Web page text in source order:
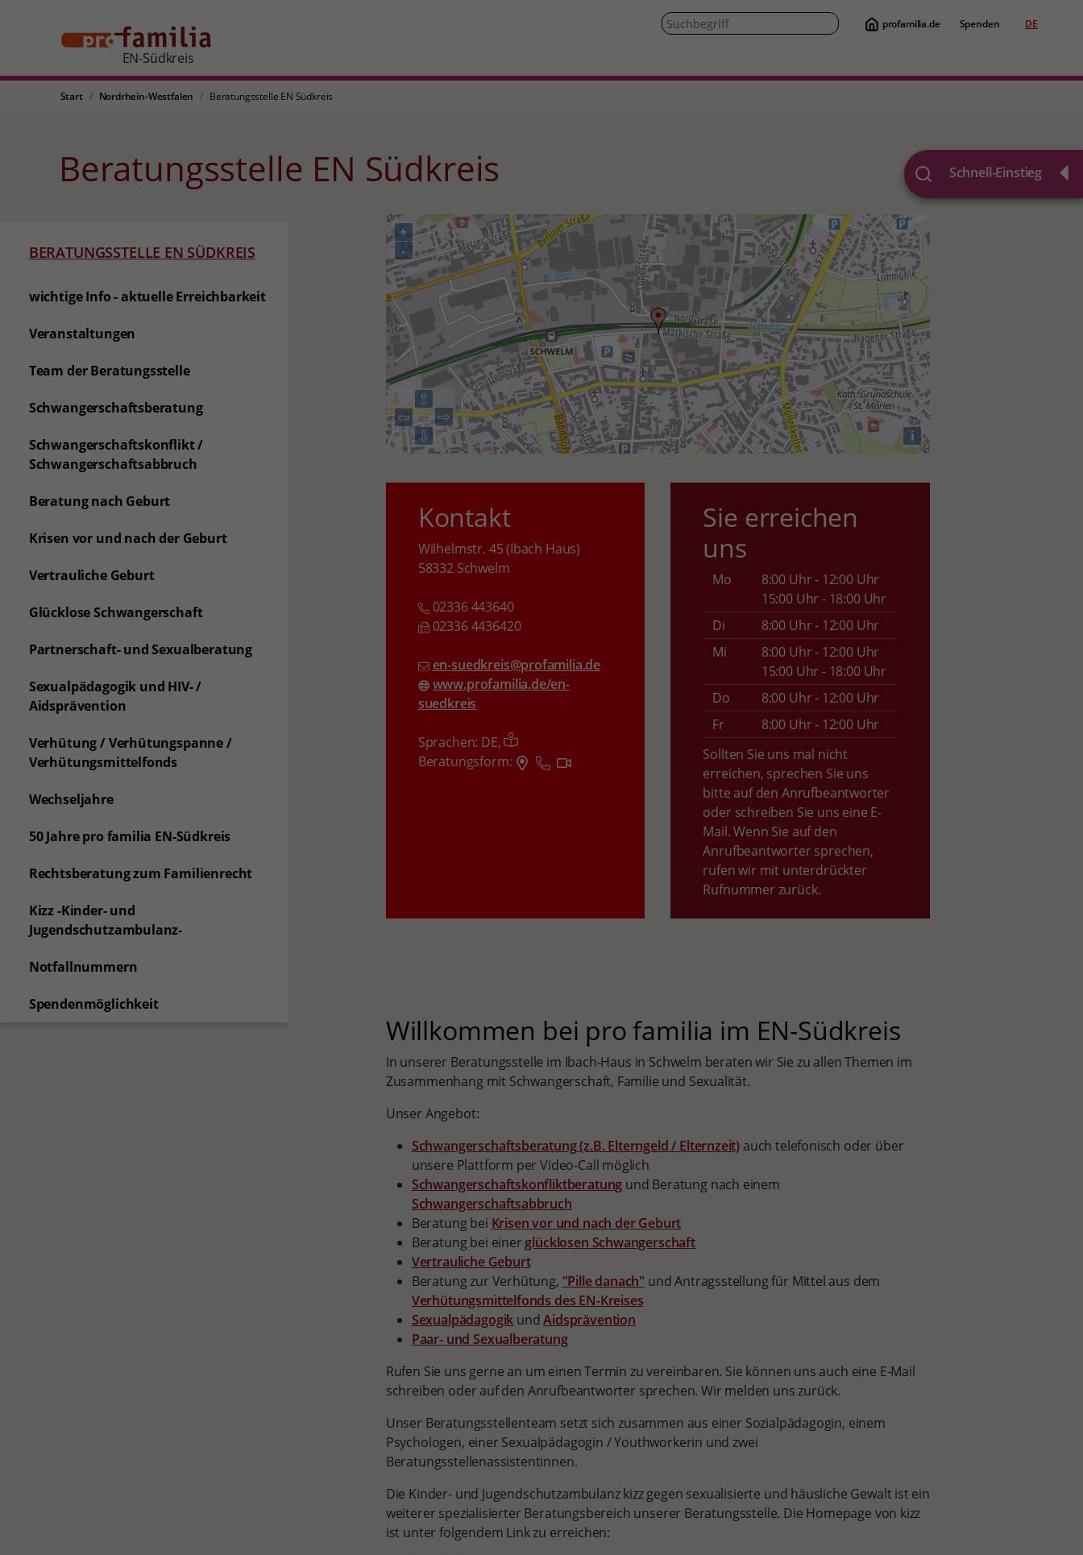
EN-Südkreis
profamilia.de Spenden DE
Start Nordrhein-Westfalen Beratungsstelle EN Südkreis
Schnell-Einstieg
BERATUNGSSTELLE EN SÜDKREIS
wichtige Info - aktuelle Erreichbarkeit
Veranstaltungen
Team der Beratungsstelle
Schwangerschaftsberatung
Schwangerschaftskonflikt /
Schwangerschaftsabbruch
Beratung nach Geburt
Krisen vor und nach der Geburt
Vertrauliche Geburt
Glücklose Schwangerschaft
Partnerschaft- und Sexualberatung
Sexualpädagogik und HIV- /
Aidsprävention
Verhütung / Verhütungspanne /
Verhütungsmittelfonds
Wechseljahre
50 Jahre pro familia EN-Südkreis
Rechtsberatung zum Familienrecht
Kizz -Kinder- und
Jugendschutzambulanz-
Notfallnummern
Spendenmöglichkeit
Beratungsstelle EN Südkreis
⇧
⇨
⇦
⇩
+
-
i
Kontakt
Wilhelmstr. 45 (Ibach Haus)
58332 Schwelm
02336 443640
02336 4436420
en-suedkreis@profamilia.de
www.profamilia.de/en-
suedkreis
Sprachen: DE,
Beratungsform:
Sie erreichen
uns
Mo
8:00 Uhr - 12:00 Uhr
15:00 Uhr - 18:00 Uhr
Di
8:00 Uhr - 12:00 Uhr
Mi
8:00 Uhr - 12:00 Uhr
15:00 Uhr - 18:00 Uhr
Do
8:00 Uhr - 12:00 Uhr
Fr
8:00 Uhr - 12:00 Uhr
Sollten Sie uns mal nicht
erreichen, sprechen Sie uns
bitte auf den Anrufbeantworter
oder schreiben Sie uns eine E-
Mail. Wenn Sie auf den
Anrufbeantworter sprechen,
rufen wir mit unterdrückter
Rufnummer zurück.
Willkommen bei pro familia im EN-Südkreis
In unserer Beratungsstelle im Ibach-Haus in Schwelm beraten wir Sie zu allen Themen im
Zusammenhang mit Schwangerschaft, Familie und Sexualität.
Unser Angebot:
Schwangerschaftsberatung (z.B. Elterngeld / Elternzeit) auch telefonisch oder über
unsere Plattform per Video-Call möglich
Schwangerschaftskonfliktberatung und Beratung nach einem
Schwangerschaftsabbruch
Beratung bei Krisen vor und nach der Geburt
Beratung bei einer glücklosen Schwangerschaft
Vertrauliche Geburt
Beratung zur Verhütung, "Pille danach" und Antragsstellung für Mittel aus dem
Verhütungsmittelfonds des EN-Kreises
Sexualpädagogik undAidsprävention
Paar- und Sexualberatung
Rufen Sie uns gerne an um einen Termin zu vereinbaren. Sie können uns auch eine E-Mail
schreiben oder auf den Anrufbeantworter sprechen. Wir melden uns zurück.
Unser Beratungsstellenteam setzt sich zusammen aus einer Sozialpädagogin, einem
Psychologen, einer Sexualpädagogin / Youthworkerin und zwei
Beratungsstellenassistentinnen.
Die Kinder- und Jugendschutzambulanz kizz gegen sexualisierte und häusliche Gewalt ist ein
weiterer spezialisierter Beratungsbereich unserer Beratungsstelle. Die Homepage von kizz
ist unter folgendem Link zu erreichen: